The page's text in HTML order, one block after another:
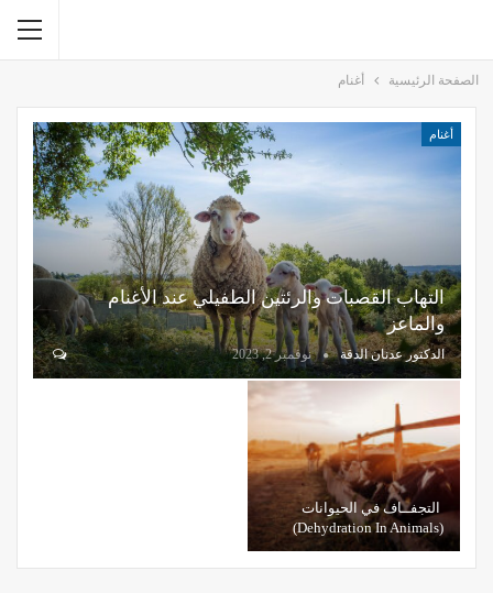
الصفحة الرئيسية أغنام
أغنام
التهاب القصبات والرئتين الطفيلي عند الأغنام
والماعز
الدكتور عدنان الدقة نوفمبر 2, 2023
التجفــاف في الحيوانات
(Dehydration In Animals)